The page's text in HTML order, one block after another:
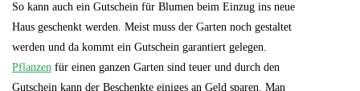
So kann auch ein Gutschein für Blumen beim Einzug ins neue
Haus geschenkt werden. Meist muss der Garten noch gestaltet
werden und da kommt ein Gutschein garantiert gelegen.
Pflanzen für einen ganzen Garten sind teuer und durch den
Gutschein kann der Beschenkte einiges an Geld sparen. Man